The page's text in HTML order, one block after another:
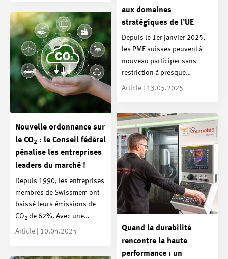
aux domaines
stratégiques de l’UE
Depuis le 1er janvier 2025,
les PME suisses peuvent à
nouveau participer sans
restriction à presque…
Article | 13.05.2025
Nouvelle ordonnance sur
le CO2 : le Conseil fédéral
pénalise les entreprises
leaders du marché !
Depuis 1990, les entreprises
membres de Swissmem ont
baissé leurs émissions de
CO 2 de 62%. Avec une…
Article | 10.04.2025
Quand la durabilité
rencontre la haute
performance : un